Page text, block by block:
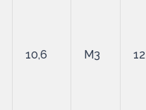
10,6 М3 12